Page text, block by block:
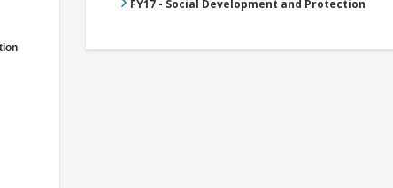
FY17 - Social Development and Protection